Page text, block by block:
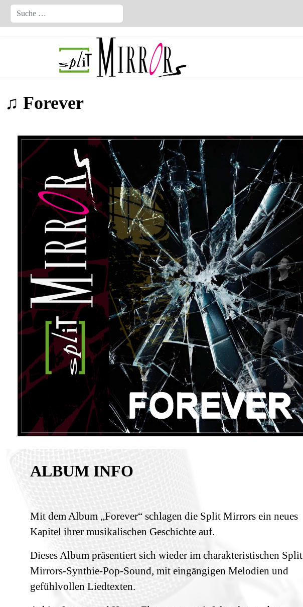
Suchen
♫ Forever
ALBUM INFO
Mit dem Album „Forever“ schlagen die Split Mirrors ein neues
Kapitel ihrer musikalischen Geschichte auf.
Dieses Album präsentiert sich wieder im charakteristischen Split
Mirrors‑Synthie-Pop-Sound, mit eingängigen Melodien und
gefühlvollen Liedtexten.